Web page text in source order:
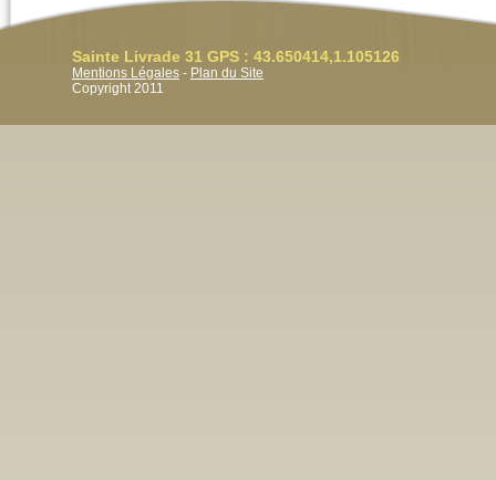
Sainte Livrade 31 GPS : 43.650414,1.105126
Mentions Légales - Plan du Site
Copyright 2011